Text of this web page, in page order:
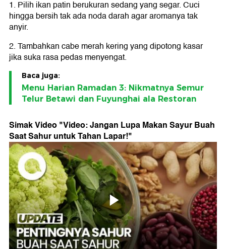
1. Pilih ikan patin berukuran sedang yang segar. Cuci
hingga bersih tak ada noda darah agar aromanya tak
anyir.
2. Tambahkan cabe merah kering yang dipotong kasar
jika suka rasa pedas menyengat.
Baca juga:
Menu Harian Ramadan 3: Nikmatnya Semur
Telur Betawi dan Fuyunghai ala Restoran
Simak Video "Video: Jangan Lupa Makan Sayur Buah
Saat Sahur untuk Tahan Lapar!"